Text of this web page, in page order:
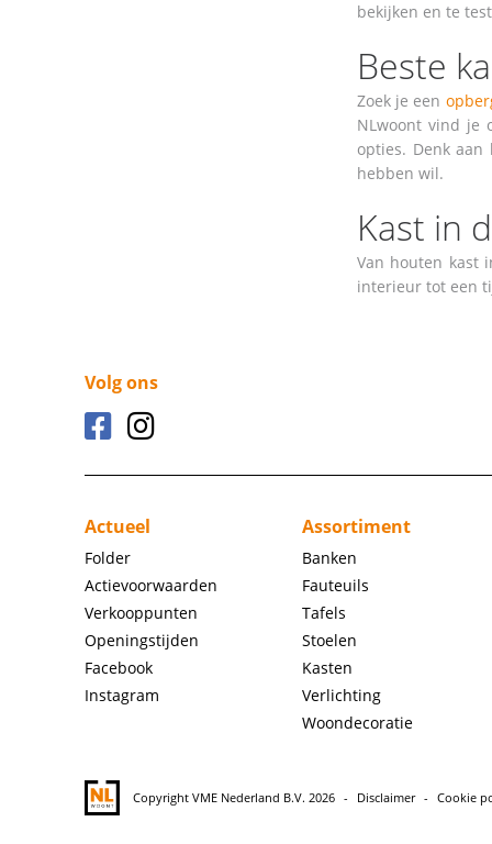
bekijken en te
Beste
Zoek je een
NLwoont vind je
opties. Denk
hebben wil.
Kast in
Van houten kast
interieur tot een
Volg ons
Actueel
Folder
Actievoorwaarden
Verkooppunten
Openingstijden
Facebook
Instagram
Assortiment
Banken
Fauteuils
Tafels
Stoelen
Kasten
Verlichting
Woondecoratie
Copyright VME Nederland B.V. 2026 Disclaimer Cookie